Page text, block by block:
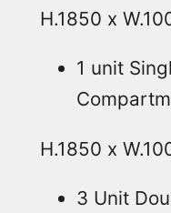
H.1850 x
1 unit
H.1850 x
3 Unit